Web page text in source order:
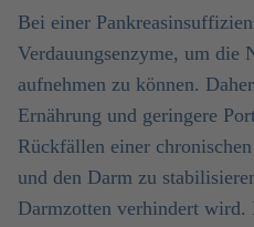
Bei einer
Verdauungsenzyme, um die
aufnehmen zu können.
Ernährung und geringere
Rückfällen einer
und den Darm zu
Darmzotten verhindert